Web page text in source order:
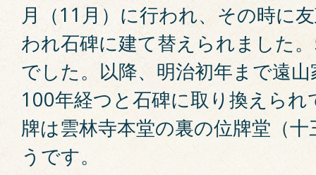
月（11月）に行われ、その時に
われ石碑に建て替えられました
でした。以降、明治初年まで遠
100年経つと石碑に取り換えら
牌は雲林寺本堂の裏の位牌堂（
うです。